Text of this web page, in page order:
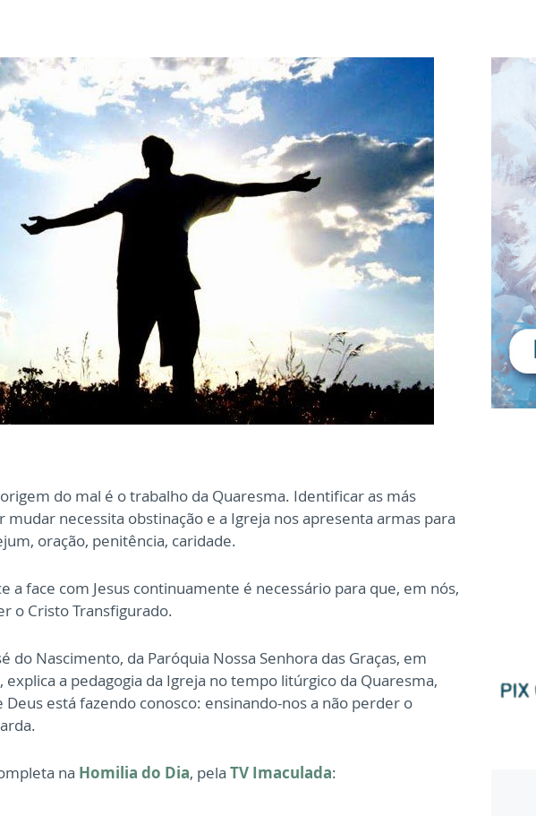
do mal é o trabalho da Quaresma. Identificar as más
mudar necessita obstinação e a Igreja nos apresenta armas para
oração, penitência, caridade.
a face com Jesus continuamente é necessário para que, em nós,
o Cristo Transfigurado.
do Nascimento, da Paróquia Nossa Senhora das Graças, em
explica a pedagogia da Igreja no tempo litúrgico da Quaresma,
está fazendo conosco: ensinando-nos a não perder o
na Homilia do Dia, pela TV Imaculada: